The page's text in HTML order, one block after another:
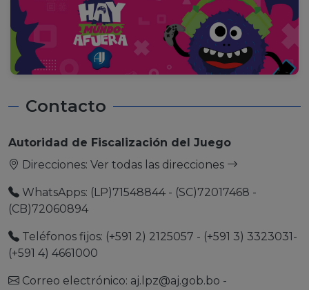
Contacto
Autoridad de Fiscalización del Juego
Direcciones: Ver todas las direcciones
WhatsApps: (LP)71548844 - (SC)72017468 -
(CB)72060894
Teléfonos fijos: (+591 2) 2125057 - (+591 3) 3323031-
(+591 4) 4661000
Correo electrónico: aj.lpz@aj.gob.bo -